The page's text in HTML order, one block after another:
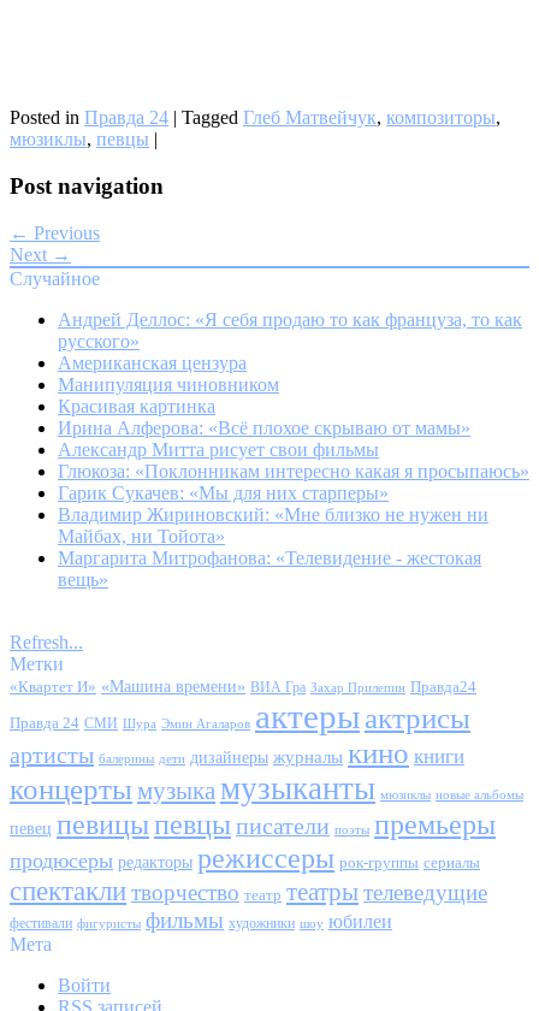
Posted in Правда 24 | Tagged Глеб Матвейчук, композиторы,
мюзиклы, певцы |
Post navigation
← Previous
Next →
Случайное
Андрей Деллос: «Я себя продаю то как француза, то как
русского»
Американская цензура
Манипуляция чиновником
Красивая картинка
Ирина Алферова: «Всё плохое скрываю от мамы»
Александр Митта рисует свои фильмы
Глюкоза: «Поклонникам интересно какая я просыпаюсь»
Гарик Сукачев: «Мы для них старперы»
Владимир Жириновский: «Мне близко не нужен ни
Майбах, ни Тойота»
Маргарита Митрофанова: «Телевидение - жестокая
вещь»
Refresh...
Метки
«Квартет И» «Машина времени» ВИА Гра Захар Прилепин Правда24
Правда 24 СМИ Шура Эмин Агаларов актерыактрисы
артисты балерины дети дизайнеры журналы кино книги
концерты музыка музыканты мюзиклы новые альбомы
певец певицыпевцыписатели поэты премьеры
продюсеры редакторы режиссеры рок-группы сериалы
спектаклитворчество театр театрытелеведущие
фестивали фигуристы фильмы художники шоу юбилеи
Мета
Войти
RSS записей